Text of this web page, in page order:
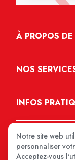
À PROPOS
NOS
INFOS
Notre site web
personnaliser
Acceptez-vous